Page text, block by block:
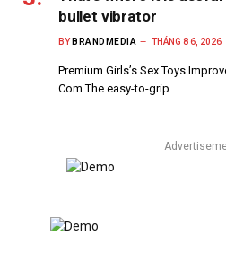
bullet vibrator
BY BRANDMEDIA THÁNG 8 6, 2026
Premium Girls’s Sex Toys
Com The easy-to-grip…